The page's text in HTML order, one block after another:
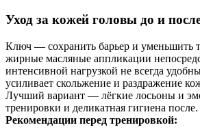
Уход за кожей головы до и
Ключ — сохранить барьер и уменьшить
жирные масляные аппликации
интенсивной нагрузкой не всегда
усиливает скольжение и раздражение
Лучший вариант — лёгкие лосьоны и
тренировки и деликатная гигиена после.
Рекомендации перед тренировкой: